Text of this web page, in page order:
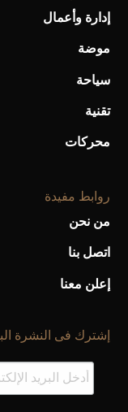
أحذية Mary Jane: ترف وأناقة للرجال
إدارة وأعمال
موضة
سياحة
تقنية
محركات
روابط مفيدة
من نحن
اتصل بنا
إعلن معنا
إشترك فى النشرة